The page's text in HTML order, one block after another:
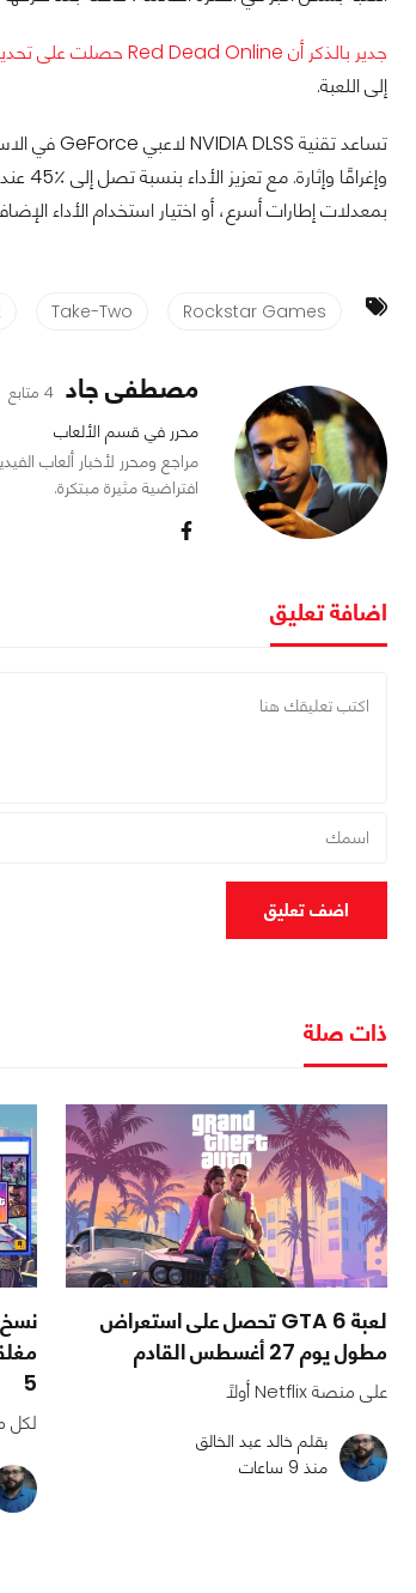
جدير بالذكر أن Red Dead Online حصلت على تحديث باسم Blood Money
إلى اللعبة.
بمعدلات إطارات أسرع، أو اختيار استخدام الأداء
Rockstar Games
Take-Two
مصطفى جاد 4 متابع
محرر في قسم الألعاب
افتراضية مثيرة مبتكرة.
اضافة تعليق
اضف تعليق
ذات صلة
لعبة GTA 6 تحصل على استعراض
مطول يوم 27 أغسطس القادم
على منصة Netflix أولًا
بقلم خالد عبد الخالق
منذ 9 ساعات
5
لكل